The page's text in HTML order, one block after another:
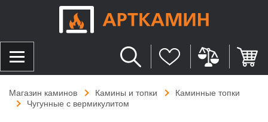
Магазин каминов Камины и топки
Каминные топки
Чугунные с вермикулитом